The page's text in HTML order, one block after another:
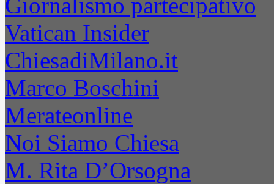
Vatican Insider
ChiesadiMilano.it
Marco Boschini
Merateonline
Noi Siamo Chiesa
M. Rita D’Orsogna